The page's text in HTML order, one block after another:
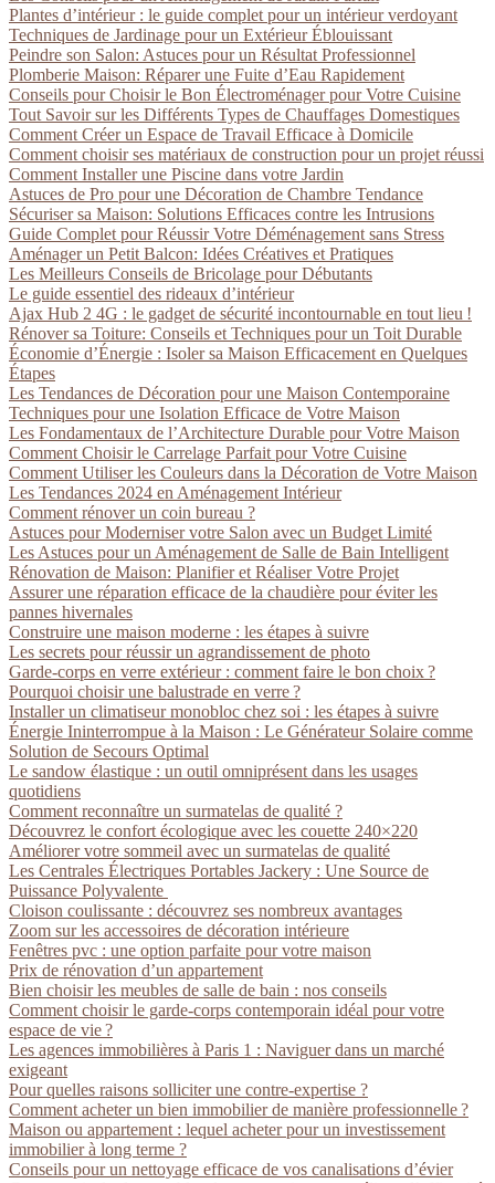
Plantes d’intérieur : le guide complet pour un intérieur verdoyant
Techniques de Jardinage pour un Extérieur Éblouissant
Peindre son Salon: Astuces pour un Résultat Professionnel
Plomberie Maison: Réparer une Fuite d’Eau Rapidement
Conseils pour Choisir le Bon Électroménager pour Votre Cuisine
Tout Savoir sur les Différents Types de Chauffages Domestiques
Comment Créer un Espace de Travail Efficace à Domicile
Comment choisir ses matériaux de construction pour un projet réussi
Comment Installer une Piscine dans votre Jardin
Astuces de Pro pour une Décoration de Chambre Tendance
Sécuriser sa Maison: Solutions Efficaces contre les Intrusions
Guide Complet pour Réussir Votre Déménagement sans Stress
Aménager un Petit Balcon: Idées Créatives et Pratiques
Les Meilleurs Conseils de Bricolage pour Débutants
Le guide essentiel des rideaux d’intérieur
Ajax Hub 2 4G : le gadget de sécurité incontournable en tout lieu !
Rénover sa Toiture: Conseils et Techniques pour un Toit Durable
Économie d’Énergie : Isoler sa Maison Efficacement en Quelques
Étapes
Les Tendances de Décoration pour une Maison Contemporaine
Techniques pour une Isolation Efficace de Votre Maison
Les Fondamentaux de l’Architecture Durable pour Votre Maison
Comment Choisir le Carrelage Parfait pour Votre Cuisine
Comment Utiliser les Couleurs dans la Décoration de Votre Maison
Les Tendances 2024 en Aménagement Intérieur
Comment rénover un coin bureau ?
Astuces pour Moderniser votre Salon avec un Budget Limité
Les Astuces pour un Aménagement de Salle de Bain Intelligent
Rénovation de Maison: Planifier et Réaliser Votre Projet
Assurer une réparation efficace de la chaudière pour éviter les
pannes hivernales
Construire une maison moderne : les étapes à suivre
Les secrets pour réussir un agrandissement de photo
Garde-corps en verre extérieur : comment faire le bon choix ?
Pourquoi choisir une balustrade en verre ?
Installer un climatiseur monobloc chez soi : les étapes à suivre
Énergie Ininterrompue à la Maison : Le Générateur Solaire comme
Solution de Secours Optimal
Le sandow élastique : un outil omniprésent dans les usages
quotidiens
Comment reconnaître un surmatelas de qualité ?
Découvrez le confort écologique avec les couette 240×220
Améliorer votre sommeil avec un surmatelas de qualité
Les Centrales Électriques Portables Jackery : Une Source de
Puissance Polyvalente
Cloison coulissante : découvrez ses nombreux avantages
Zoom sur les accessoires de décoration intérieure
Fenêtres pvc : une option parfaite pour votre maison
Prix de rénovation d’un appartement
Bien choisir les meubles de salle de bain : nos conseils
Comment choisir le garde-corps contemporain idéal pour votre
espace de vie ?
Les agences immobilières à Paris 1 : Naviguer dans un marché
exigeant
Pour quelles raisons solliciter une contre-expertise ?
Comment acheter un bien immobilier de manière professionnelle ?
Maison ou appartement : lequel acheter pour un investissement
immobilier à long terme ?
Conseils pour un nettoyage efficace de vos canalisations d’évier